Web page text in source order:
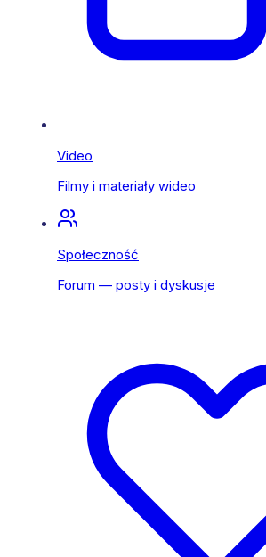
Video
Filmy i materiały wideo
Społeczność
Forum — posty i dyskusje